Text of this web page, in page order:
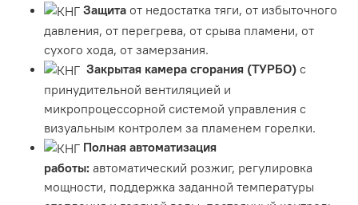
Защита от недостатка тяги, от избыточного
давления, от перегрева, от срыва пламени, от
сухого хода, от замерзания.
Закрытая камера сгорания (ТУРБО) с
принудительной вентиляцией и
микропроцессорной системой управления с
визуальным контролем за пламенем горелки.
Полная автоматизация
работы: автоматический розжиг, регулировка
мощности, поддержка заданной температуры